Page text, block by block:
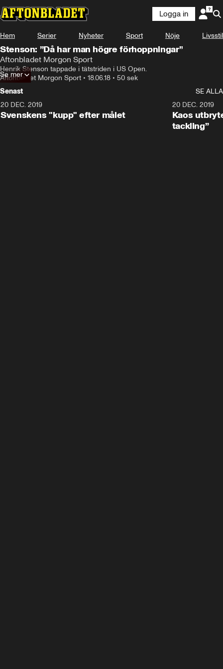
Logga in
Hem Serier Nyheter Sport Nöje Livsstil
Stenson: ”Då har man högre förhoppningar”
Aftonbladet Morgon Sport
Henrik Stenson tappade i tätstriden i US Open.
Aftonbladet Morgon Sport • 18.06.18 • 50 sek
Se mer
Senast
SE ALLA
20 DEC. 2019
Svenskens "kupp" efter målet
20 DEC. 2019
Kaos
tackling”